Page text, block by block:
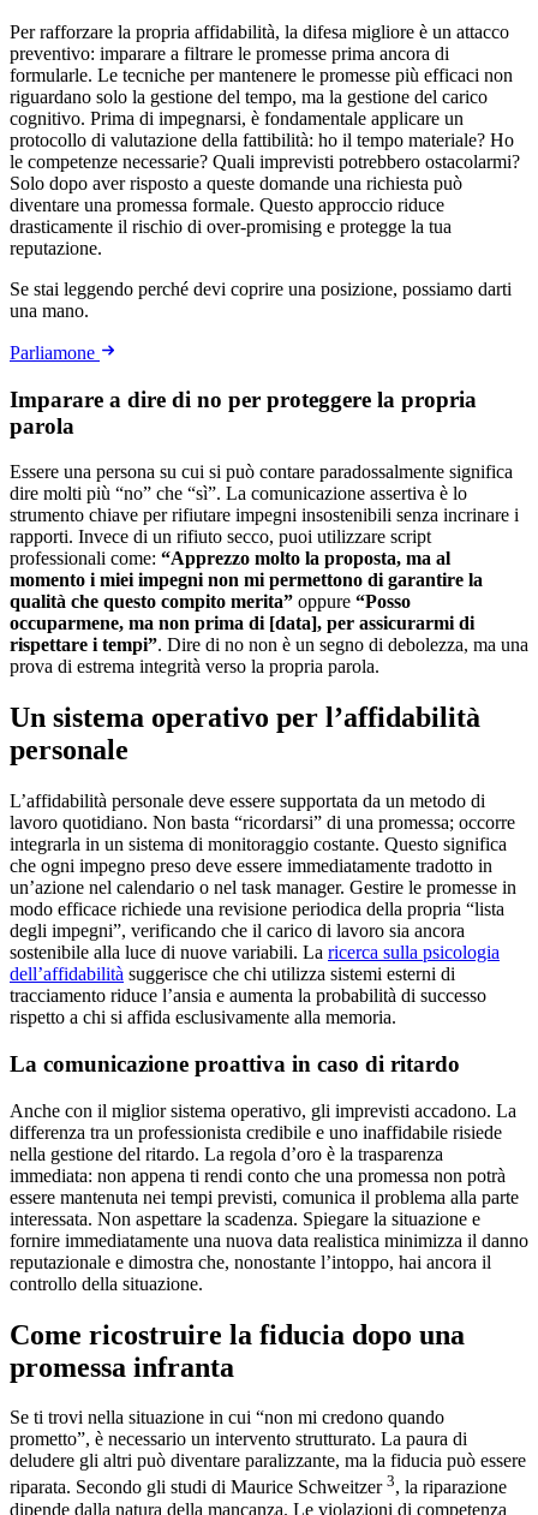
Per rafforzare la propria affidabilità, la difesa migliore è un attacco
preventivo: imparare a filtrare le promesse prima ancora di
formularle. Le tecniche per mantenere le promesse più efficaci non
riguardano solo la gestione del tempo, ma la gestione del carico
cognitivo. Prima di impegnarsi, è fondamentale applicare un
protocollo di valutazione della fattibilità: ho il tempo materiale? Ho
le competenze necessarie? Quali imprevisti potrebbero ostacolarmi?
Solo dopo aver risposto a queste domande una richiesta può
diventare una promessa formale. Questo approccio riduce
drasticamente il rischio di over-promising e protegge la tua
reputazione.
Se stai leggendo perché devi coprire una posizione, possiamo darti
una mano.
Parliamone
Imparare a dire di no per proteggere la propria
parola
Essere una persona su cui si può contare paradossalmente significa
dire molti più “no” che “sì”. La comunicazione assertiva è lo
strumento chiave per rifiutare impegni insostenibili senza incrinare i
rapporti. Invece di un rifiuto secco, puoi utilizzare script
professionali come: “Apprezzo molto la proposta, ma al
momento i miei impegni non mi permettono di garantire la
qualità che questo compito merita” oppure “Posso
occuparmene, ma non prima di [data], per assicurarmi di
rispettare i tempi”. Dire di no non è un segno di debolezza, ma una
prova di estrema integrità verso la propria parola.
Un sistema operativo per l’affidabilità
personale
L’affidabilità personale deve essere supportata da un metodo di
lavoro quotidiano. Non basta “ricordarsi” di una promessa; occorre
integrarla in un sistema di monitoraggio costante. Questo significa
che ogni impegno preso deve essere immediatamente tradotto in
un’azione nel calendario o nel task manager. Gestire le promesse in
modo efficace richiede una revisione periodica della propria “lista
degli impegni”, verificando che il carico di lavoro sia ancora
sostenibile alla luce di nuove variabili. La ricerca sulla psicologia
dell’affidabilità suggerisce che chi utilizza sistemi esterni di
tracciamento riduce l’ansia e aumenta la probabilità di successo
rispetto a chi si affida esclusivamente alla memoria.
La comunicazione proattiva in caso di ritardo
Anche con il miglior sistema operativo, gli imprevisti accadono. La
differenza tra un professionista credibile e uno inaffidabile risiede
nella gestione del ritardo. La regola d’oro è la trasparenza
immediata: non appena ti rendi conto che una promessa non potrà
essere mantenuta nei tempi previsti, comunica il problema alla parte
interessata. Non aspettare la scadenza. Spiegare la situazione e
fornire immediatamente una nuova data realistica minimizza il danno
reputazionale e dimostra che, nonostante l’intoppo, hai ancora il
controllo della situazione.
Come ricostruire la fiducia dopo una
promessa infranta
Se ti trovi nella situazione in cui “non mi credono quando
prometto”, è necessario un intervento strutturato. La paura di
deludere gli altri può diventare paralizzante, ma la fiducia può essere
riparata. Secondo gli studi di Maurice Schweitzer 3, la riparazione
dipende dalla natura della mancanza. Le violazioni di competenza